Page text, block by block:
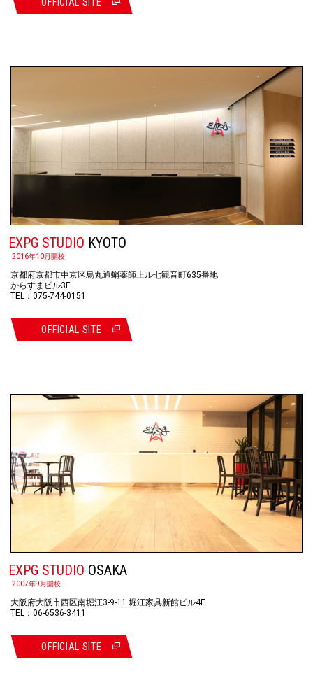
EXPG STUDIO KYOTO
2016年10月開校
京都府京都市中京区烏丸通蛸薬師上ル七観音町635番地
からすまビル3F
TEL：075-744-0151
OFFICIAL SITE
EXPG STUDIO OSAKA
2007年9月開校
大阪府大阪市西区南堀江3-9-11 堀江家具新館ビル4F
TEL：06-6536-3411
OFFICIAL SITE